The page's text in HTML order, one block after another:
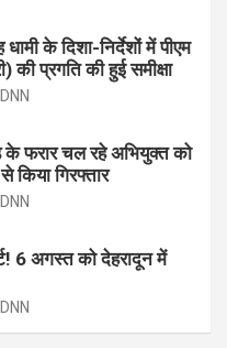
के दिशा-निर्देशों में पीएम
की प्रगति की हुई समीक्षा
के फरार चल रहे अभियुक्त को
किया गिरफ्तार
6 अगस्त को देहरादून में